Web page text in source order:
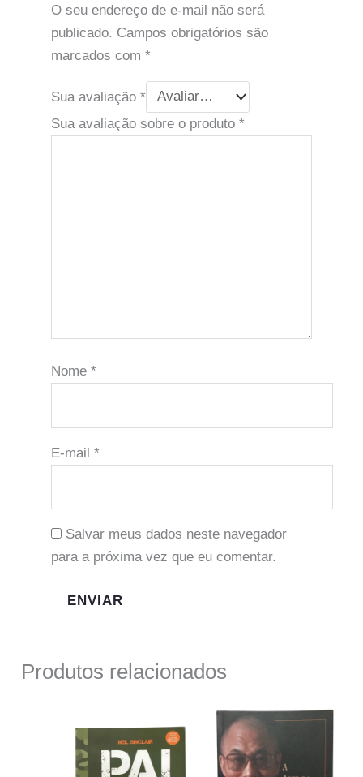
O seu endereço de e-mail não será
publicado. Campos obrigatórios são
marcados com *
Sua avaliação *
Sua avaliação sobre o produto *
Nome *
E-mail *
Salvar meus dados neste navegador
para a próxima vez que eu comentar.
Produtos relacionados